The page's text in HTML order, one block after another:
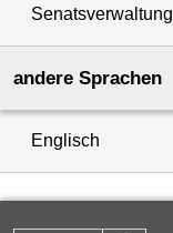
Senatsverwaltung
andere Sprachen
Englisch